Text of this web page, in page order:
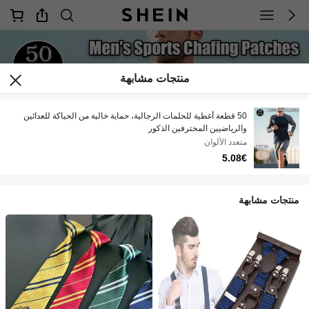
منتجات مشابهة
50 قطعة أغطية للحلمات الرجالية، حماية خالية من الحياكة للعدائين
والرياضيين المحترفين الذكور
متعدد الألوان
5.08€
منتجات مشابهة